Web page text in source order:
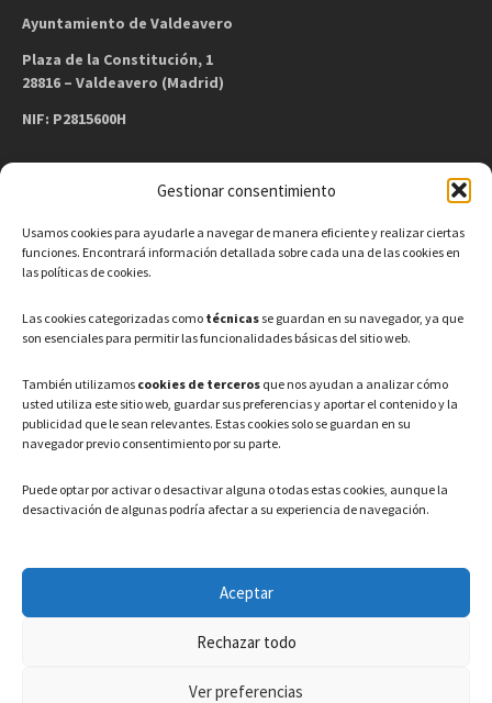
Gestionar consentimiento
Usamos cookies para ayudarle a navegar de manera eficiente y realizar ciertas
funciones. Encontrará información detallada sobre cada una de las cookies en
las políticas de cookies.
Las cookies categorizadas como técnicas se guardan en su navegador, ya que
son esenciales para permitir las funcionalidades básicas del sitio web.
También utilizamos cookies de terceros que nos ayudan a analizar cómo
usted utiliza este sitio web, guardar sus preferencias y aportar el contenido y la
publicidad que le sean relevantes. Estas cookies solo se guardan en su
navegador previo consentimiento por su parte.
Puede optar por activar o desactivar alguna o todas estas cookies, aunque la
desactivación de algunas podría afectar a su experiencia de navegación.
Aceptar
Rechazar todo
Ver preferencias
Ayuntamiento de Valdeavero
Plaza de la Constitución, 1
28816 – Valdeavero (Madrid)
NIF: P2815600H
Teléfono: 91 886 44 62
Correo Electrónico:
HORARIO
Lunes a Viernes: 08:00h – 15:00h
LEGAL
Política de privacidad–Aviso Legal–Política de cookies
Registro de actividades de Tratamiento